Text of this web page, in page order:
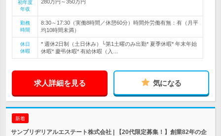
初年度
年収
280万円～350万円
勤務
時間
8:30～17:30（実働8時間／休憩60分）時間外労働有無：有（月平
均10時間未満）
休日
休暇
* 週休2日制（土日休み）└第1土曜のみ出勤* 夏季休暇* 年末年始
休暇* 慶弔休暇* 有給休暇（入…
求人詳細を見る 気になる
新着
サンブリヂリアルエステート株式会社 | 【20代限定募集！】創業82年の企